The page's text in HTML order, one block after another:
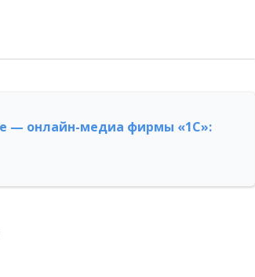
— онлайн-медиа фирмы «1С»: